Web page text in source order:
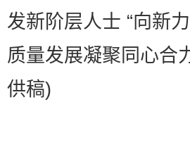
发新阶层人士 “向新
质量发展凝聚同心合
供稿)